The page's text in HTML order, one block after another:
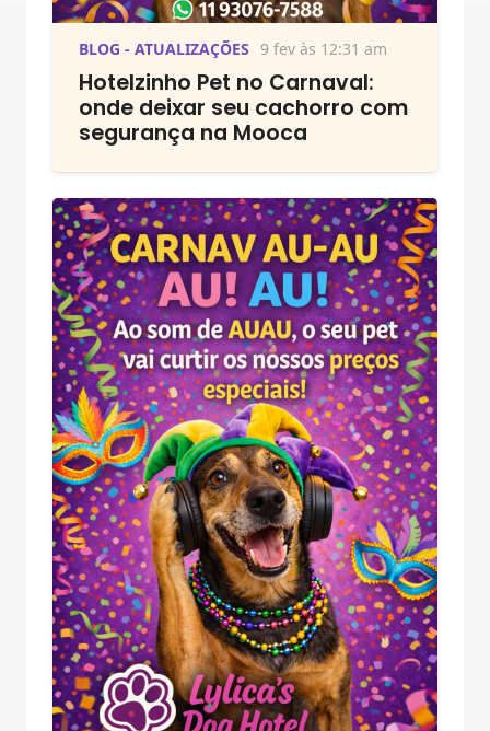
BLOG - ATUALIZAÇÕES 9 fev às 12:31 am
Hotelzinho Pet no Carnaval:
onde deixar seu cachorro com
segurança na Mooca